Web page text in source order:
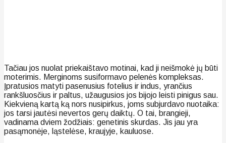
Tačiau jos nuolat priekaištavo motinai, kad ji neišmokė jų būti
moterimis. Merginoms susiformavo pelenės kompleksas.
Įpratusios matyti pasenusius fotelius ir indus, yrančius
rankšluosčius ir paltus, užaugusios jos bijojo leisti pinigus sau.
Kiekvieną kartą ką nors nusipirkus, joms subjurdavo nuotaika:
jos tarsi jautėsi nevertos gerų daiktų. O tai, brangieji,
vadinama dviem žodžiais: genetinis skurdas. Jis jau yra
pasąmonėje, ląstelėse, kraujyje, kauluose.